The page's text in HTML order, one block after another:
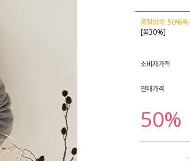
품절임박! 50%특
[울30%]
소비자가격
판매가격
50%